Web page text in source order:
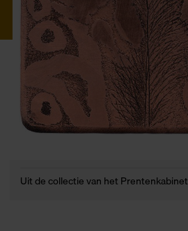
Uit de collectie van het Prentenkabinet